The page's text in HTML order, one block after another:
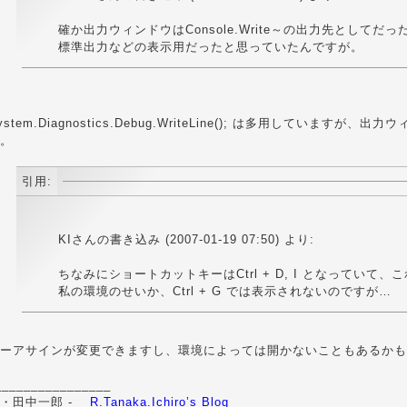
確か出力ウィンドウはConsole.Write～の出力先としてだっ
標準出力などの表示用だったと思っていたんですが。
は多用していますが、出力ウ
引用:
KIさんの書き込み (2007-01-19 07:50) より:
ちなみにショートカットキーはCtrl + D, I となっていて、こ
私の環境のせいか、Ctrl + G では表示されないのですが…
アサインが変更できますし、環境によっては開かないこともあるか
・田中一郎 -
R.Tanaka.Ichiro’s Blog